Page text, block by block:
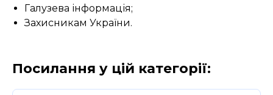
Галузева інформація;
Захисникам України.
Посилання у цій категорії: